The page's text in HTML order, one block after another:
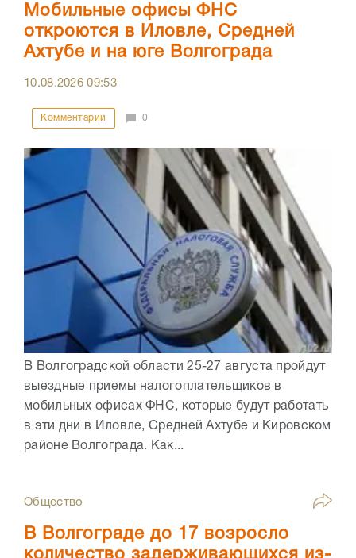
Мобильные офисы ФНС
откроются в Иловле, Средней
Ахтубе и на юге Волгограда
10.08.202609:53
Комментарии 0
В Волгоградской области 25-27 августа пройдут
выездные приемы налогоплательщиков в
мобильных офисах ФНС, которые будут работать
в эти дни в Иловле, Средней Ахтубе и Кировском
районе Волгограда. Как...
Общество
В Волгограде до 17 возросло
количество задерживающихся из-